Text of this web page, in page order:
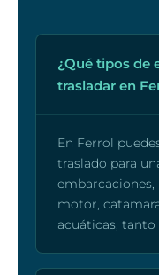
¿Qué tipos de
trasladar en
En Ferrol
traslado para
embarcaciones,
motor,
acuáticas,